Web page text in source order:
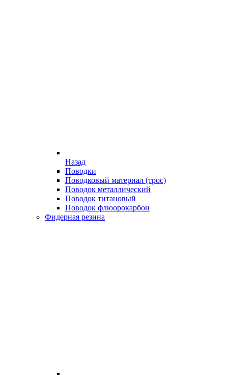
Назад
Поводки
Поводковый материал (трос)
Поводок металлический
Поводок титановый
Поводок флюорокарбон
Фидерная резина